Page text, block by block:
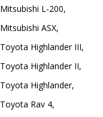
Mitsubishi L-200,
Mitsubishi ASX,
Toyota Highlander III,
Toyota Highlander II,
Toyota Highlander,
Toyota Rav 4,